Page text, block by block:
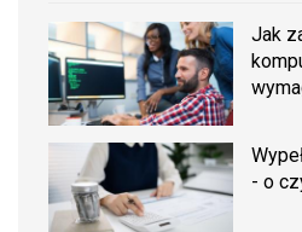
Jak
- o